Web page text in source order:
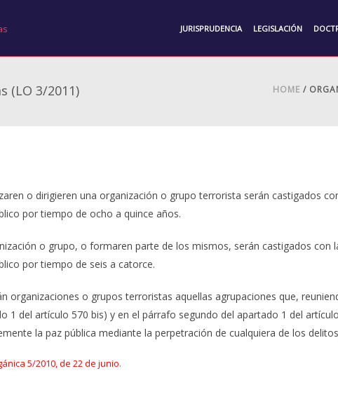
JURISPRUDENCIA LEGISLACIÓN
(LO 3/2011) HOME /
o dirigieren una organización o grupo terrorista serán castigados
por tiempo de ocho a quince años.
o grupo, o formaren parte de los mismos, serán castigados con
por tiempo de seis a catorce.
organizaciones o grupos terroristas aquellas agrupaciones que,
1 del artículo 570 bis) y en el párrafo segundo del apartado 1 del
la paz pública mediante la perpetración de cualquiera de los
5/2010, de 22 de junio.